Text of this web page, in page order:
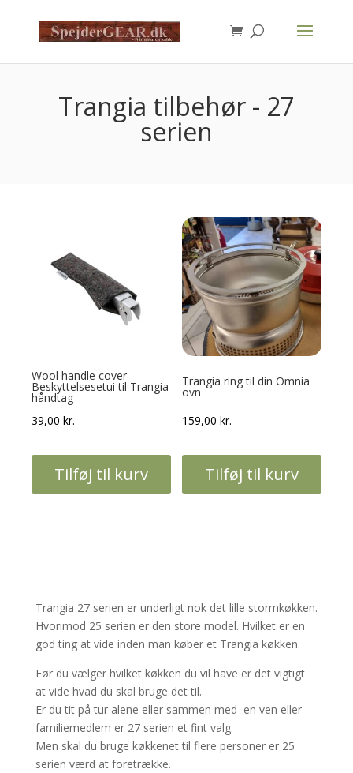
search
Trangia tilbehør - 27
serien
Wool handle cover –
Beskyttelsesetui til Trangia
håndtag
39,00kr.
Tilføj til kurv
Trangia ring til din Omnia
ovn
159,00kr.
Tilføj til kurv
Trangia 27 serien er underligt nok det lille stormkøkken.
Hvorimod 25 serien er den store model. Hvilket er en
god ting at vide inden man køber et Trangia køkken.
Før du vælger hvilket køkken du vil have er det vigtigt
at vide hvad du skal bruge det til.
Er du tit på tur alene eller sammen med en ven eller
familiemedlem er 27 serien et fint valg.
Men skal du bruge køkkenet til flere personer er 25
serien værd at foretrække.